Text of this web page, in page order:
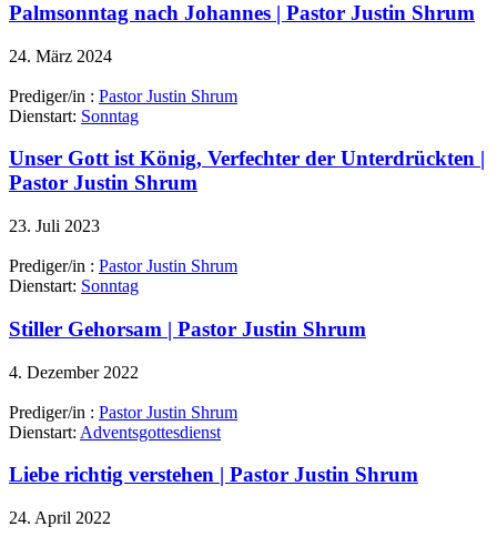
Palmsonntag nach Johannes | Pastor Justin Shrum
24. März 2024
Prediger/in : Pastor Justin Shrum
Dienstart: Sonntag
Unser Gott ist König, Verfechter der Unterdrückten |
Pastor Justin Shrum
23. Juli 2023
Prediger/in : Pastor Justin Shrum
Dienstart: Sonntag
Stiller Gehorsam | Pastor Justin Shrum
4. Dezember 2022
Prediger/in : Pastor Justin Shrum
Dienstart: Adventsgottesdienst
Liebe richtig verstehen | Pastor Justin Shrum
24. April 2022